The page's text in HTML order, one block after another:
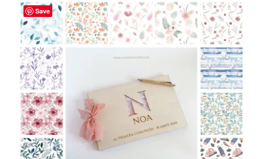
Save